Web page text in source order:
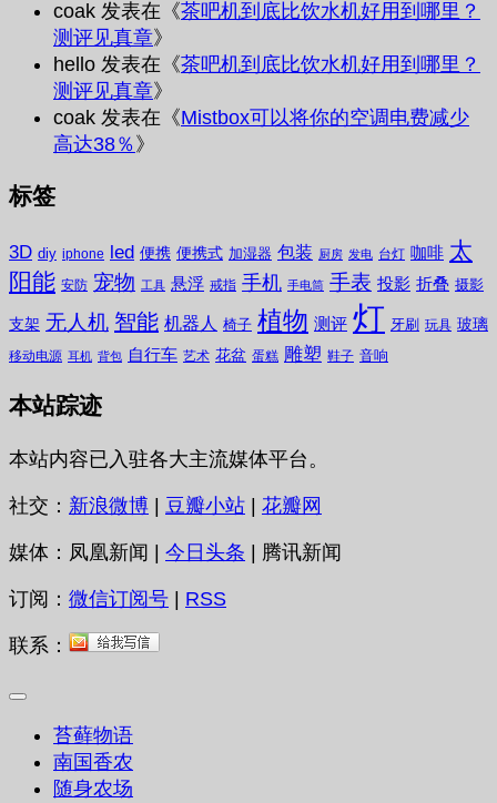
coak 发表在《茶吧机到底比饮水机好用到哪里？
测评见真章》
hello 发表在《茶吧机到底比饮水机好用到哪里？
测评见真章》
coak 发表在《Mistbox可以将你的空调电费减少
高达38％ 》
标签
3D diy iphone led 便携 便携式 加湿器 包装 厨房 发电 台灯 咖啡 太
阳能 安防 宠物 工具 悬浮 戒指 手机 手电筒 手表 投影 折叠 摄影
支架 无人机 智能 机器人 椅子 植物 测评 灯 牙刷 玩具 玻璃
移动电源 耳机 背包 自行车 艺术 花盆 蛋糕 雕塑 鞋子 音响
本站踪迹
本站内容已入驻各大主流媒体平台。
社交： 新浪微博 | 豆瓣小站 | 花瓣网
媒体：凤凰新闻 | 今日头条 | 腾讯新闻
订阅： 微信订阅号 | RSS
联系：
苔藓物语
南国香农
随身农场